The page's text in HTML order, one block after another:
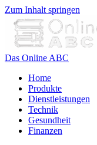
Zum Inhalt springen
Das Online ABC
Home
Produkte
Dienstleistungen
Technik
Gesundheit
Finanzen